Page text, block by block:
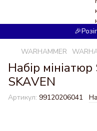
WARHAMMER
Набір
SKAVEN
Артикул: 99120206041